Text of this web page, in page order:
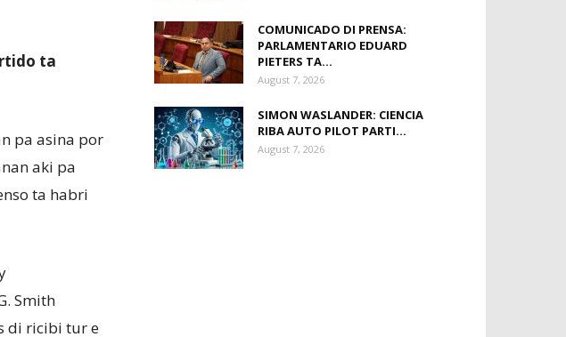
ta
pa asina por
aki pa
ta habri
Smith
di ricibi tur e
COMUNICADO DI PRENSA:
PARLAMENTARIO EDUARD
PIETERS TA...
August 7, 2026
SIMON WASLANDER: CIENCIA
RIBA AUTO PILOT PARTI...
August 7, 2026